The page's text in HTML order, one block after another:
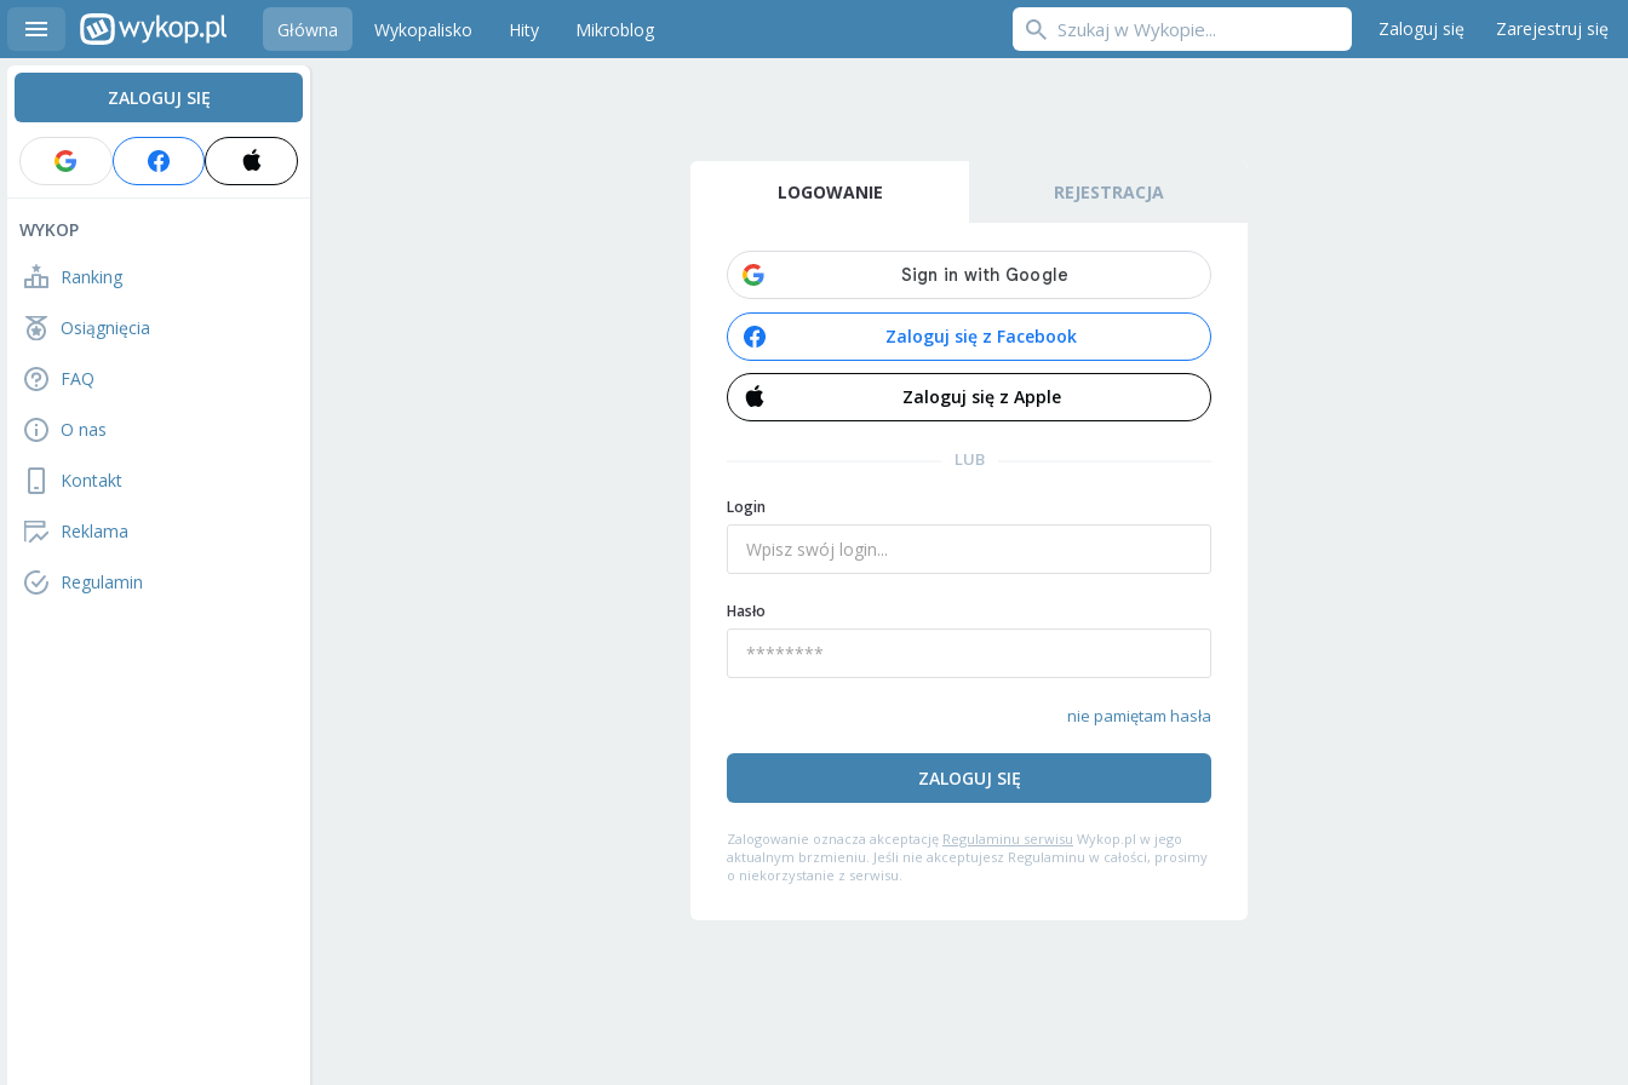
Główna Wykopalisko Hity Mikroblog Zaloguj się Zarejestruj się
ZALOGUJ SIĘ
WYKOP
Ranking
Osiągnięcia
FAQ
O nas
Kontakt
Reklama
Regulamin
LOGOWANIE REJESTRACJA
Zaloguj się z Facebook
Zaloguj się z Apple
LUB
Login
Hasło
nie pamiętam hasła
ZALOGUJ SIĘ
Zalogowanie oznacza akceptację Regulaminu serwisu Wykop.pl w jego
aktualnym brzmieniu. Jeśli nie akceptujesz Regulaminu w całości, prosimy
o niekorzystanie z serwisu.